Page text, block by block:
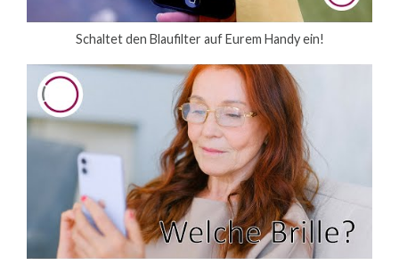
Schaltet den Blaufilter auf Eurem Handy ein!